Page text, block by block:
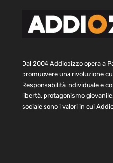
Dal 2004 Addiopizzo opera a
promuovere una rivoluzione
Responsabilità individuale e
libertà, protagonismo
sociale sono i valori in cui